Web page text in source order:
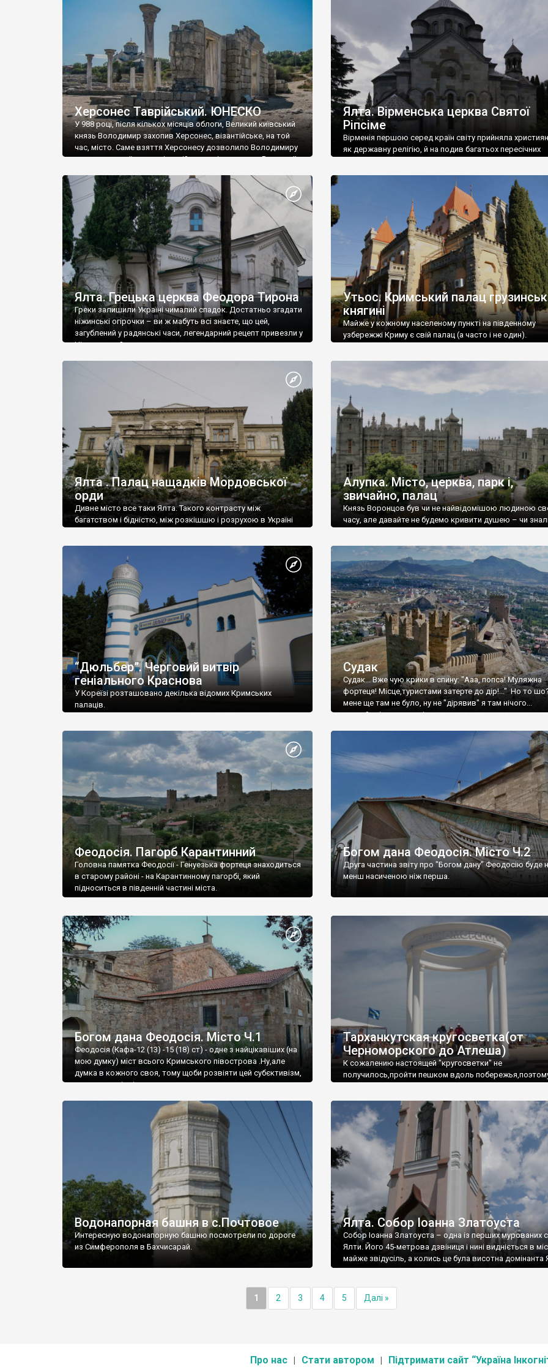
візантійської доби. Раритети викрадені з фондів об’єкту
культурної спадщини ЮНЕСКО «Херсонеса Таврійського».
Офіційно – на виставку «Золото Візантії», але експерти та
влада в Україні вважають це лише […]
називаються «повстяками» (postaki)…” “Вино. Крим
виробляє відмінне вино і його вдосталь: воно все
легке біле і дуже […]
Херсонес Таврійський. ЮНЕСКО
У 988 році, після кількох місяців облоги, Великий київський
князь Володимир захопив Херсонес, візантійське, на той
час, місто. Саме взяття Херсонесу дозволило Володимиру
диктувати свої умови візантійському імператору Василю ІІ,
Херсонесі Володимир-язичник, став Василем-
християнином. А потім було Хрещення Русі. На честь
Херсонесу Таврійського названо місто […]
Ялта. Вірменська церква Святої
Ріпсіме
Вірменія першою серед країн світу прийняла
як державну релігію, й на подив багатьох пересічних
Ялта. Грецька церква Феодора Тирона
Греки залишили Україні чималий спадок. Достатньо згадати
ніжинські огірочки – ви ж мабуть всі знаєте, що цей,
загублений у радянські часи, легендарний рецепт привезли у
Ніжин греки?
Утьос. Кримський палац
княгині
Майже у кожному населеному пункті на південному
узбережжі Криму є свій палац (а часто і не один).
Ялта . Палац нащадків Мордовської
орди
Дивне місто все таки Ялта. Такого контрасту між
багатством і бідністю, між розкішшю і розрухою в Україні
Алупка. Місто, церква, парк і,
звичайно, палац
Князь Воронцов був чи не найвідомішою людиною
часу, але давайте не будемо кривити душею – чи
“Дюльбер”. Черговий витвір
геніального Краснова
У Кореїзі розташовано декілька відомих Кримських
палаців.
Судак
Судак... Вже чую крики в спину: "Ааа, попса! Муляжна
фортеця! Місце,туристами затерте до дір!..." Но то
мене ще там не було, ну не "дірявив" я там нічого...
принаймні до цього літа.
Феодосія. Пагорб Карантинний
Головна памятка Феодосії - Генуезька фортеця знаходиться
в старому районі - на Карантинному пагорбі, який
підноситься в південній частині міста.
Богом дана Феодосія. Місто Ч.2
Друга частина звіту про "Богом дану" Феодосію буде
менш насиченою ніж перша.
Богом дана Феодосія. Місто Ч.1
Феодосія (Кафа-12 (13) -15 (18) ст) - одне з найцікавіших (на
мою думку) міст всього Кримського півострова .Ну,але
думка в кожного своя, тому щоби розвіяти цей субєктивізм,
запрошую відвідати це
Тарханкутская кругосветка(от
Черноморского до Атлеша)
К сожалению настоящей "кругосветки" не
получилось,пройти пешком вдоль
Водонапорная башня в с.Почтовое
Интересную водонапорную башню посмотрели по дороге
из Симферополя в Бахчисарай.
Ялта. Собор Іоанна Златоуста
Собор Іоанна Златоуста – одна із перших мурованих
Ялти. Його 45-метрова дзвіниця і нині видніється в
майже звідусіль, а колись це була висотна домінанта
1 2 3 4 5 Далі »
Про нас Стати автором Підтримати сайт “Україна